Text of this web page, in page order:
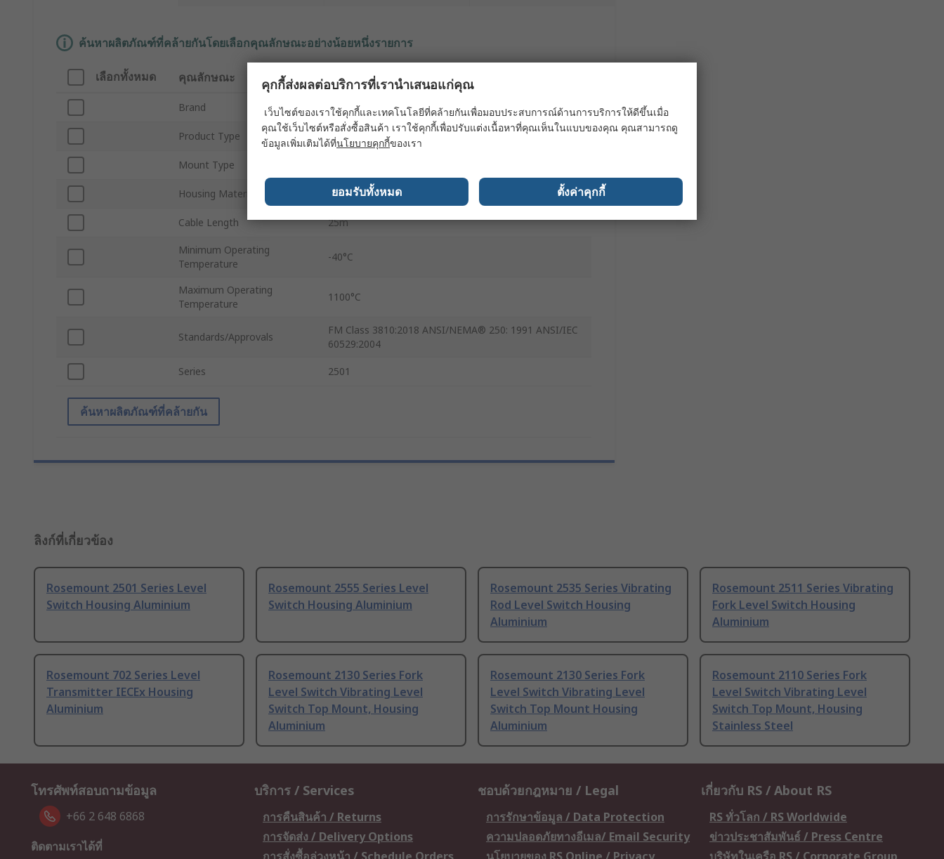
ค้นหาผลิตภัณฑ์ที่คล้ายกันโดยเลือกคุณลักษณะอย่างน้อยหนึ่งรายการ
เลือกทั้งหมด คุณลักษณะ ค่า
Brand Rosemount
Product Type Level Switch
Mount Type
Housing Material Aluminium
Cable Length 25m
Minimum Operating
Temperature
-40°C
Maximum Operating
Temperature
1100°C
Standards/Approvals
FM Class 3810:2018 ANSI/NEMA® 250: 1991 ANSI/IEC
60529:2004
Series 2501
ค้นหาผลิตภัณฑ์ที่คล้ายกัน
ลิงก์ที่เกี่ยวข้อง
Rosemount 2501 Series Level
Switch Housing Aluminium
Rosemount 2555 Series Level
Switch Housing Aluminium
Rosemount 2535 Series Vibrating
Rod Level Switch Housing
Aluminium
Rosemount 2511 Series Vibrating
Fork Level Switch Housing
Aluminium
Rosemount 702 Series Level
Transmitter IECEx Housing
Aluminium
Rosemount 2130 Series Fork
Level Switch Vibrating Level
Switch Top Mount, Housing
Aluminium
Rosemount 2130 Series Fork
Level Switch Vibrating Level
Switch Top Mount Housing
Aluminium
Rosemount 2110 Series Fork
Level Switch Vibrating Level
Switch Top Mount, Housing
Stainless Steel
โทรศัพท์สอบถามข้อมูล
+66 2 648 6868
ติดตามเราได้ที่
บริการ / Services
การคืนสินค้า / Returns
การจัดส่ง / Delivery Options
ชอบด้วยกฎหมาย / Legal
การรักษาข้อมูล / Data Protection
ความปลอดภัยทางอีเมล/ Email Security
เกี่ยวกับ RS / About RS
RS ทั่วโลก / RS Worldwide
ข่าวประชาสัมพันธ์ / Press Centre
คุกกี้ส่งผลต่อบริการที่เรานำเสนอแก่คุณ
เว็บไซต์ของเราใช้คุกกี้และเทคโนโลยีที่คล้ายกันเพื่อมอบประสบการณ์ด้านการบริการให้ดีขึ้นเมื่อ
คุณใช้เว็บไซต์หรือสั่งซื้อสินค้า เราใช้คุกกี้เพื่อปรับแต่งเนื้อหาที่คุณเห็นในแบบของคุณ คุณสามารถดู
ข้อมูลเพิ่มเติมได้ที่นโยบายคุกกี้ของเรา
ยอมรับทั้งหมด ตั้งค่าคุกกี้